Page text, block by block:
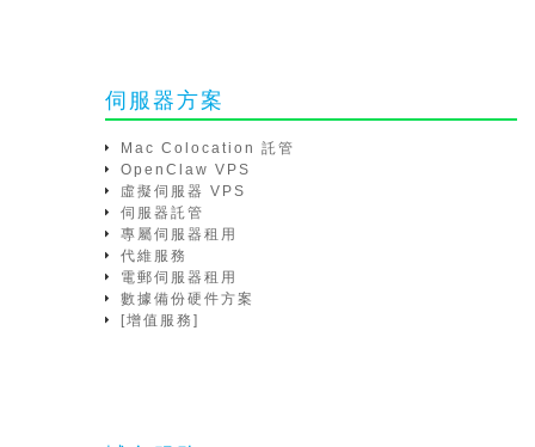
伺服器方案
Mac Colocation 託管
OpenClaw VPS
虛擬伺服器 VPS
伺服器託管
專屬伺服器租用
代維服務
電郵伺服器租用
數據備份硬件方案
[增值服務]